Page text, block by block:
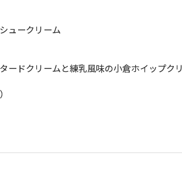
ュークリーム
ードクリームと練乳風味の小倉ホイップク